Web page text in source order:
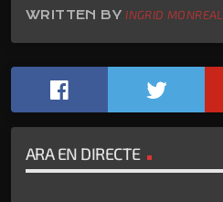
WRITTEN BYINGRID MONREAL
ARA EN DIRECTE